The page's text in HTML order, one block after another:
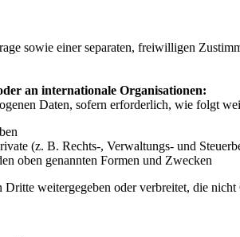
sowie einer separaten, freiwilligen
an internationale Organisationen:
Daten, sofern erforderlich, wie folgt
(z. B. Rechts-, Verwaltungs- und
oben genannten Formen und Zwecken
weitergegeben oder verbreitet, die